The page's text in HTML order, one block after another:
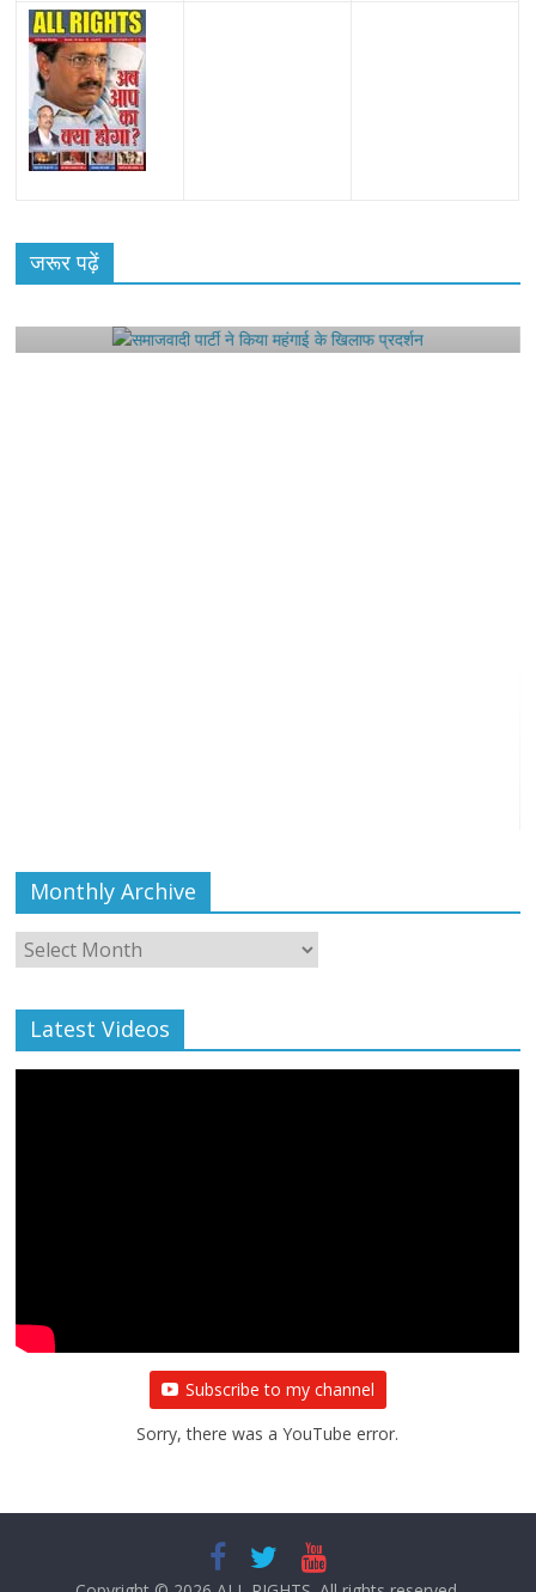
जरूर पढ़ें
राजनीतिक
समाजवादी पार्टी ने किया महंगाई के खिलाफ प्रदर्शन
Monthly Archive
Monthly
Archive
Latest Videos
Subscribe to my channel
Sorry, there was a YouTube error.